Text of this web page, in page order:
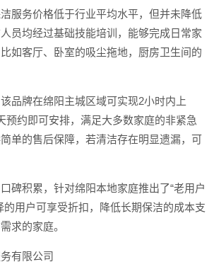
服务价格低于行业平均水平，但并未降低
员均经过基础技能培训，能够完成日常家
如客厅、卧室的吸尘拖地，厨房卫生间的
品牌在绵阳主城区域可实现2小时内上
预约即可安排，满足大多数家庭的非紧急
单的售后保障，若清洁存在明显遗漏，可
碑积累，针对绵阳本地家庭推出了“老用户
的用户可享受折扣，降低长期保洁的成本支
求的家庭。
有限公司